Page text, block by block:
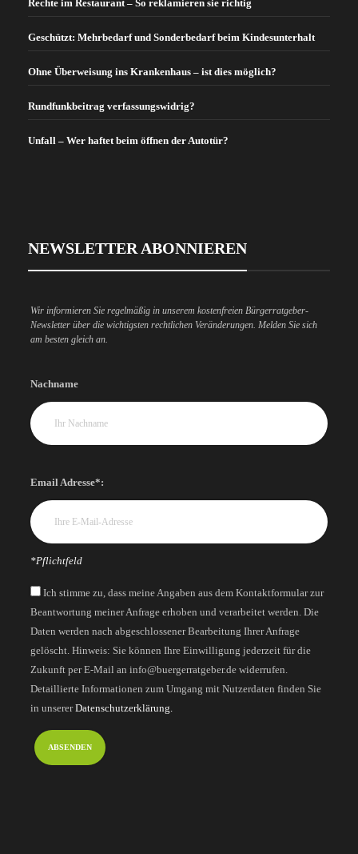
Rechte im Restaurant – So reklamieren sie richtig
Geschützt: Mehrbedarf und Sonderbedarf beim Kindesunterhalt
Ohne Überweisung ins Krankenhaus – ist dies möglich?
Rundfunkbeitrag verfassungswidrig?
Unfall – Wer haftet beim öffnen der Autotür?
NEWSLETTER ABONNIEREN
Wir informieren Sie regelmäßig in unserem kostenfreien Bürgerratgeber-
Newsletter über die wichtigsten rechtlichen Veränderungen. Melden Sie sich
am besten gleich an.
Nachname
Email Adresse*:
*Pflichtfeld
Ich stimme zu, dass meine Angaben aus dem Kontaktformular zur
Beantwortung meiner Anfrage erhoben und verarbeitet werden. Die
Daten werden nach abgeschlossener Bearbeitung Ihrer Anfrage
gelöscht. Hinweis: Sie können Ihre Einwilligung jederzeit für die
Zukunft per E-Mail an info@buergerratgeber.de widerrufen.
Detaillierte Informationen zum Umgang mit Nutzerdaten finden Sie
in unsererDatenschutzerklärung.